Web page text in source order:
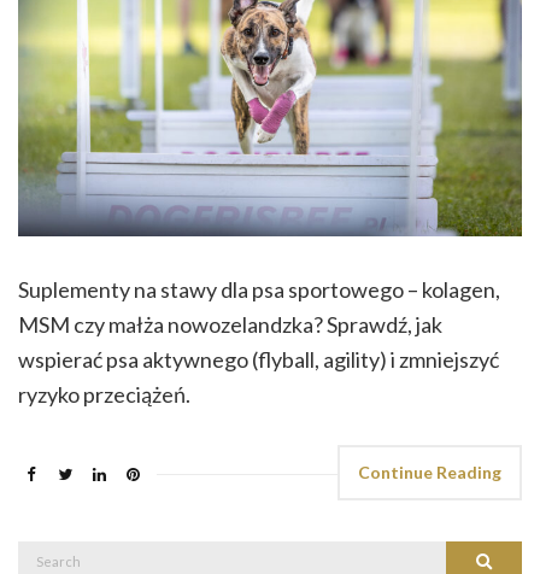
Suplementy na stawy dla psa sportowego – kolagen,
MSM czy małża nowozelandzka? Sprawdź, jak
wspierać psa aktywnego (flyball, agility) i zmniejszyć
ryzyko przeciążeń.
Continue Reading
Search
Search